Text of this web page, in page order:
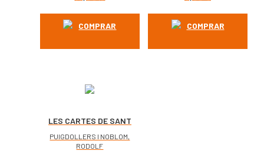
COMPRAR COMPRAR
LES CARTES DE SANT
PUIGDOLLERS I NOBLOM,
RODOLF